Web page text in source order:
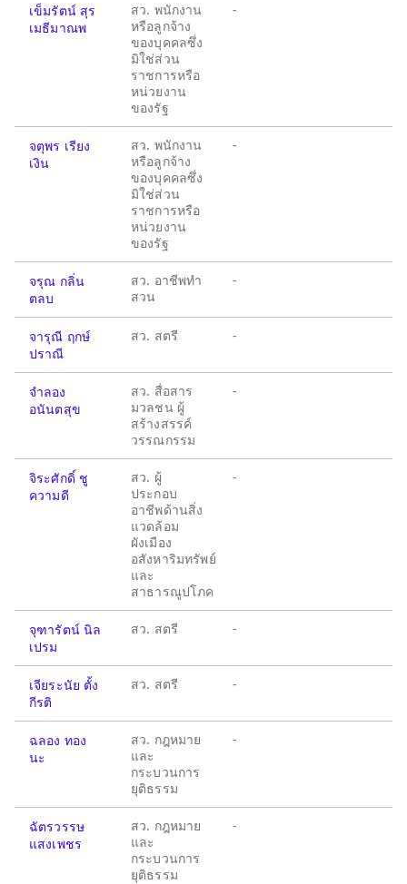
เข็มรัตน์ สุร
เมธีมาณพ
สว. พนักงาน
หรือลูกจ้าง
ของบุคคลซึ่ง
มิใช่ส่วน
ราชการหรือ
หน่วยงาน
ของรัฐ
-
จตุพร เรียง
เงิน
สว. พนักงาน
หรือลูกจ้าง
ของบุคคลซึ่ง
มิใช่ส่วน
ราชการหรือ
หน่วยงาน
ของรัฐ
-
จรุณ กลิ่น
ตลบ
สว. อาชีพทำ
สวน
-
จารุณี ฤกษ์
ปราณี
สว. สตรี -
จำลอง
อนันตสุข
สว. สื่อสาร
มวลชน ผู้
สร้างสรรค์
วรรณกรรม
-
จิระศักดิ์ ชู
ความดี
สว. ผู้
ประกอบ
อาชีพด้านสิ่ง
แวดล้อม
ผังเมือง
อสังหาริมทรัพย์
และ
สาธารณูปโภค
-
จุฑารัตน์ นิล
เปรม
สว. สตรี -
เจียระนัย ตั้ง
กีรติ
สว. สตรี -
ฉลอง ทอง
นะ
สว. กฎหมาย
และ
กระบวนการ
ยุติธรรม
-
ฉัตรวรรษ
แสงเพชร
สว. กฎหมาย
และ
กระบวนการ
ยุติธรรม
-